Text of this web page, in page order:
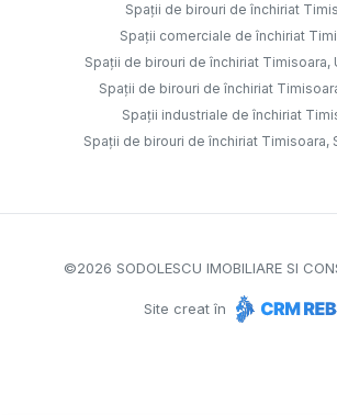
Spații de birouri de închiriat
Spații comerciale de închiriat
Spații de birouri de închiriat Timisoara,
Spații de birouri de închiriat
Spații industriale de închiriat
Spații de birouri de închiriat Timisoara,
©2026 SODOLESCU IMOBILIARE SI
Site creat în